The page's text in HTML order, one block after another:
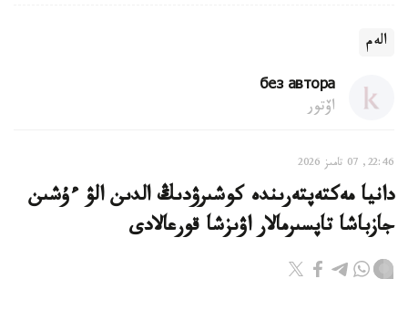
الەم
без автора
اۆتور
22:46, 07 تامىز 2026
دانيا مەكتەپتەرىندە كوشىرۋدىڭ الدىن الۋ ءۇشىن
جازباشا تاپسىرمالار اۋىزشا قورعالادى